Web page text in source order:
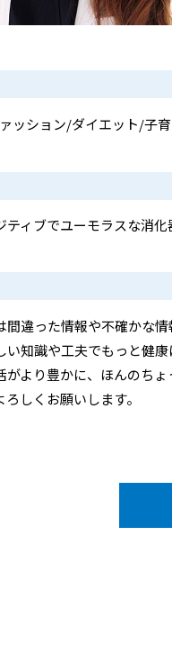
ッション/ダイエット/子
ティブでユーモラスな消化
間違った情報や不確かな情
い知識や工夫でもっと健
がより豊かに、ほんのち
ろしくお願いします。